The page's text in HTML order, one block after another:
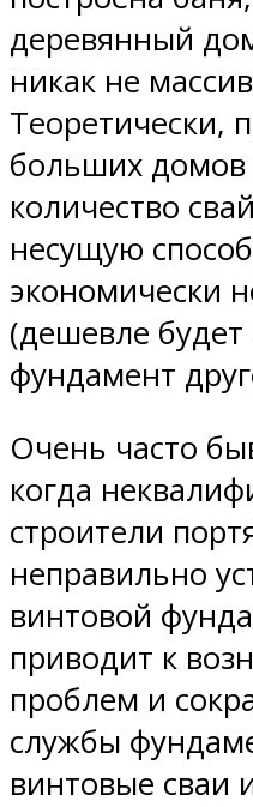
деревянный
никак не
Теоретически,
больших
количество
несущую
экономически
(дешевле будет
фундамент
Очень часто
когда
строители
неправильно
винтовой
приводит к
проблем и
службы
винтовые сваи